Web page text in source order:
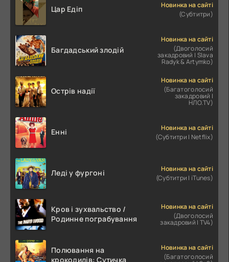
Цар Едіп
Новинка на сайті
(Субтитри)
Багдадський злодій
Новинка на сайті
(Двоголосий
закадровий | Slava
Radyk & Artymko)
Острів надії
Новинка на сайті
(Багатоголосий
закадровий |
НЛО.TV)
Енні
Новинка на сайті
(Субтитри | Netflix)
Леді у фургоні
Новинка на сайті
(Субтитри | iTunes)
Кров і зухвальство /
Родинне пограбування
Новинка на сайті
(Двоголосий
закадровий | TV4)
Полювання на
крокодилів: Сутичка
Новинка на сайті
(Багатоголосий